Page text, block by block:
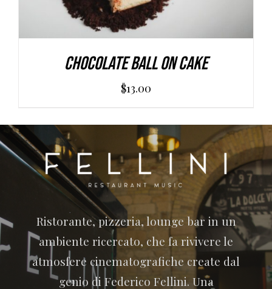
Chocolate Ball On Cake
$13.00
Ristorante, pizzeria, lounge bar in un
ambiente ricercato, che fa rivivere le
atmosfere cinematografiche create dal
genio di Federico Fellini. Una